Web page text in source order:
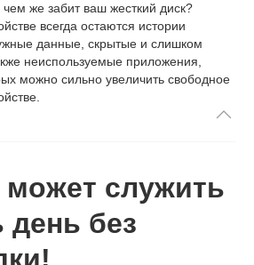
же забит ваш жесткий диск?
всегда остаются истории
данные, скрытые и слишком
неиспользуемые приложения,
можно сильно увеличить свободное
служить
день без